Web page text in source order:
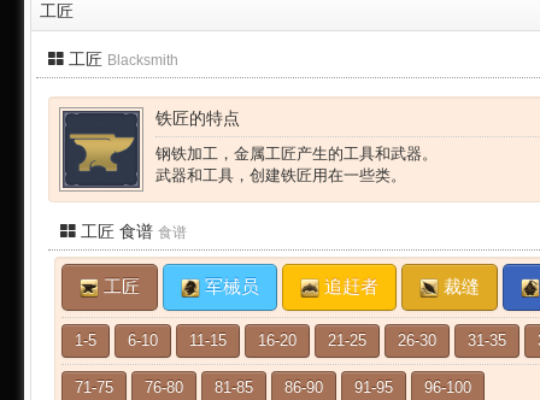
工匠
工匠 Blacksmith
铁匠的特点
钢铁加工，金属工匠产生的工具和武器。
武器和工具，创建铁匠用在一些类。
工匠 食谱 食谱
工匠 军械员 追赶者 裁缝
1-5 6-10 11-15 16-20 21-25 26-30 31-35
71-75 76-80 81-85 86-90 91-95 96-100